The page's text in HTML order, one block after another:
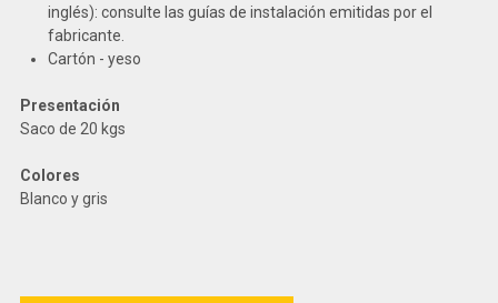
inglés): consulte las guías de instalación emitidas por el
fabricante.
Cartón - yeso
Presentación
Saco de 20 kgs
Colores
Blanco y gris